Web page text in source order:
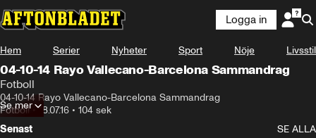
Logga in
Hem Serier Nyheter Sport Nöje Livsstil
04-10-14 Rayo Vallecano-Barcelona Sammandrag
Fotboll
04-10-14 Rayo Vallecano-Barcelona Sammandrag
Fotboll•18.07.16 • 104 sek
Se mer
Senast
SE ALLA